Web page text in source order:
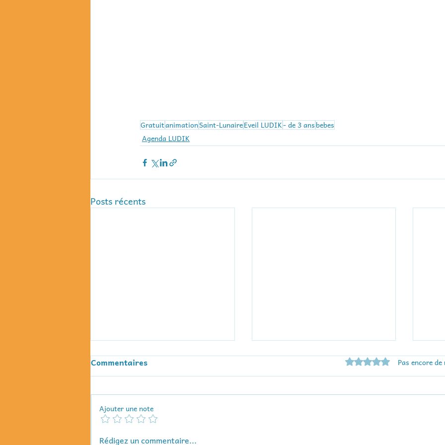
GratuitanimationSaint-LunaireEveil LUDIK- de 3 ansbebes
Agenda LUDIK
Posts récents
Des jeux en or ! Les
Commentaires Noté 0 étoile sur 5.
Pas encore
Ajouter une note
Rédigez un commentaire...